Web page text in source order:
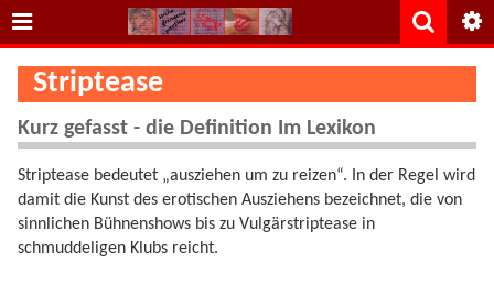
Striptease
Kurz gefasst - die Definition Im Lexikon
Striptease bedeutet „ausziehen um zu reizen“. In der Regel wird
damit die Kunst des erotischen Ausziehens bezeichnet, die von
sinnlichen Bühnenshows bis zu Vulgärstriptease in
schmuddeligen Klubs reicht.